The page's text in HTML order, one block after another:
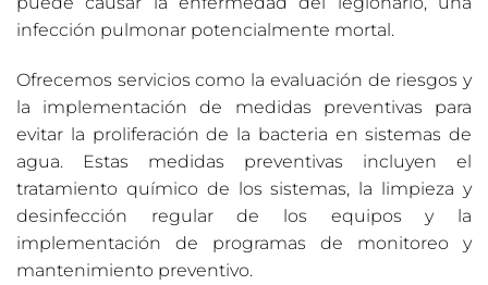
infección pulmonar potencialmente mortal.
Ofrecemos servicios como la evaluación de riesgos y
la implementación de medidas preventivas para
evitar la proliferación de la bacteria en sistemas de
agua. Estas medidas preventivas incluyen el
tratamiento químico de los sistemas, la limpieza y
desinfección regular de los equipos y la
implementación de programas de monitoreo y
mantenimiento preventivo.